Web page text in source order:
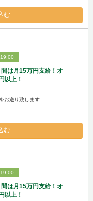
む
は月15万円支給！オ
以上！
お送り致します
む
は月15万円支給！オ
以上！